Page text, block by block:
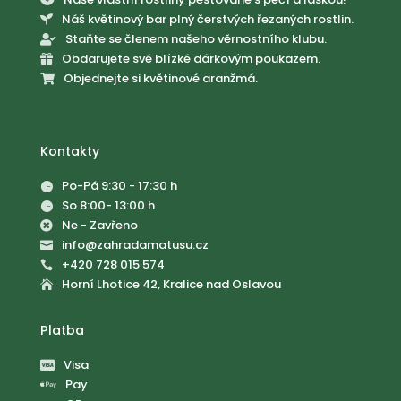
 Náš květinový bar plný čerstvých řezaných rostlin.
 Staňte se členem našeho věrnostního klubu.
 Obdarujete své blízké dárkovým poukazem.
 Objednejte si květinové aranžmá.
Kontakty
 Po-Pá 9:30 - 17:30 h
 So 8:00- 13:00 h
 Ne - Zavřeno
 info@zahradamatusu.cz
 +420 728 015 574
 Horní Lhotice 42, Kralice nad Oslavou
Platba
 Visa
 Pay